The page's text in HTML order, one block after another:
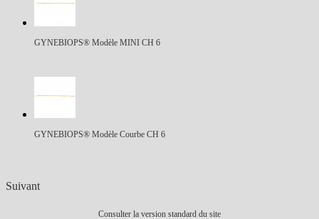
GYNEBIOPS® Modèle MINI CH 6
GYNEBIOPS® Modèle Courbe CH 6
Suivant
Consulter la version standard du site